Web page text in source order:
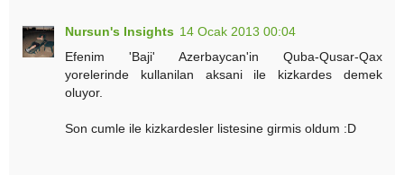
Nursun's Insights 14 Ocak 2013 00:04
Efenim 'Baji' Azerbaycan'in Quba-Qusar-Qax
yorelerinde kullanilan aksani ile kizkardes demek
oluyor.
Son cumle ile kizkardesler listesine girmis oldum :D